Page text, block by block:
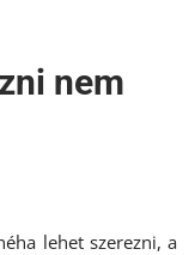
nem
lehet szerezni, a